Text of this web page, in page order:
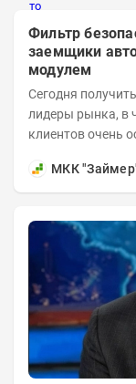
Фильтр
заемщики
модулем
Сегодня
лидеры рынка, в
клиентов очень осторожно. 📌 По
МКК